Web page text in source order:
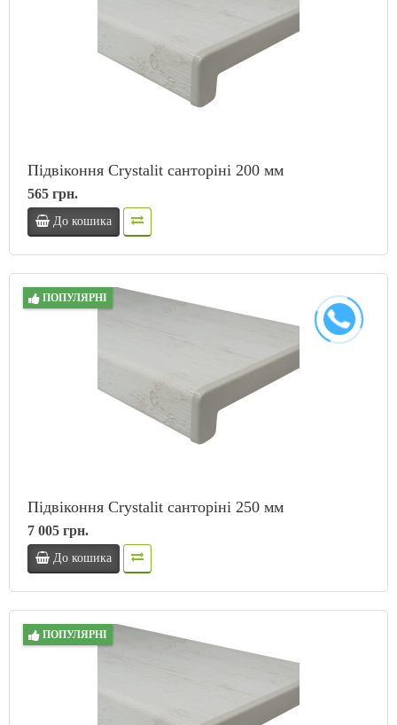
Підвіконня Crystalit санторіні 200 мм
565 грн.
До кошика
ПОПУЛЯРНІ
Підвіконня Crystalit санторіні 250 мм
7 005 грн.
До кошика
ПОПУЛЯРНІ